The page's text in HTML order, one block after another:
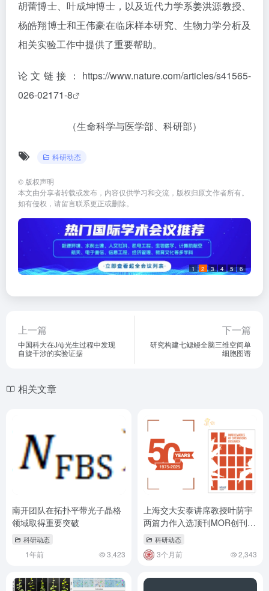
胡蕾博士、叶成坤博士，以及近代力学系姜洪源教授、
杨皓翔博士和王伟豪在临床样本研究、生物力学分析及
相关实验工作中提供了重要帮助。
论文链接： https://www.nature.com/articles/s41565-
026-02171-8
（生命科学与医学部、科研部）
科研动态
© 版权声明
本文由分享者转载或发布，内容仅供学习和交流，版权归原文作者所有。
如有侵权，请留言联系更正或删除。
1 2 3 4 5 6
上一篇
中国科大在J/ψ光生过程中发现
自旋干涉的实验证据
下一篇
研究构建七鳃鳗全脑三维空间单
细胞图谱
相关文章
南开团队在拓扑平带光子晶格
领域取得重要突破
科研动态
1年前 3,423
上海交大安泰讲席教授叶荫宇
两篇力作入选顶刊MOR创刊50
年50篇经典论文
科研动态
3个月前 2,343